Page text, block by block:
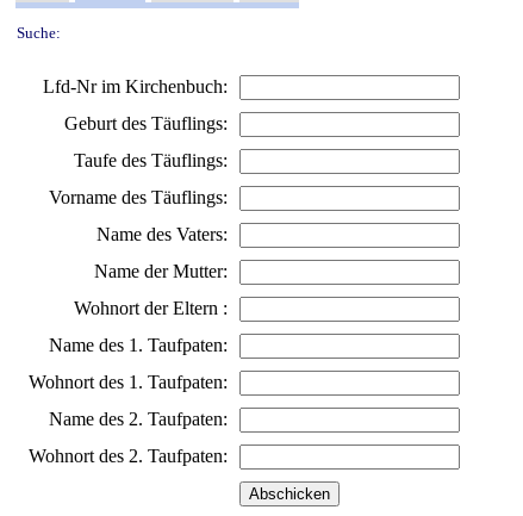
Suche:
Lfd-Nr im Kirchenbuch:
Geburt des Täuflings:
Taufe des Täuflings:
Vorname des Täuflings:
Name des Vaters:
Name der Mutter:
Wohnort der Eltern :
Name des 1. Taufpaten:
Wohnort des 1. Taufpaten:
Name des 2. Taufpaten:
Wohnort des 2. Taufpaten: